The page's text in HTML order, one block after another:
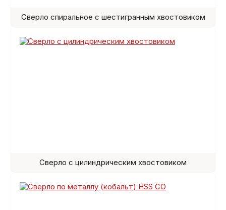
Сверло спиральное с шестигранным хвостовиком
Сверло с цилиндрическим хвостовиком